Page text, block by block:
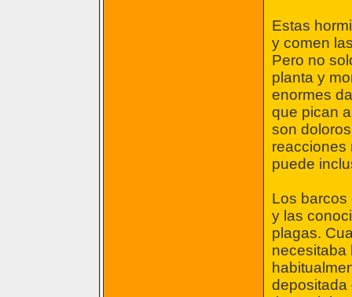
Estas
y comen
Pero no
planta y
enormes
que pican
son
reacciones
puede
Los barcos
y las
plagas.
necesitaba
depositada